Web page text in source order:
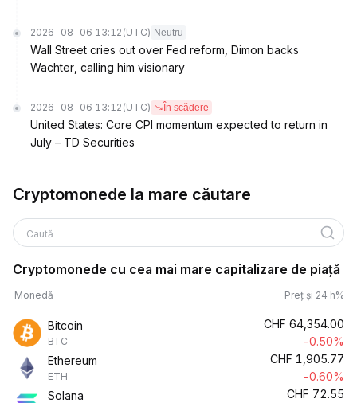
2026-08-06 13:12 (UTC) Neutru
Wall Street cries out over Fed reform, Dimon backs
Wachter, calling him visionary
2026-08-06 13:12 (UTC) În scădere
United States: Core CPI momentum expected to return in
July – TD Securities
Cryptomonede la mare căutare
Caută
Cryptomonede cu cea mai mare capitalizare de piață
Monedă Preț și 24 h%
Bitcoin
BTC
CHF 64,354.00
-0.50%
Ethereum
ETH
CHF 1,905.77
-0.60%
Solana
CHF 72.55